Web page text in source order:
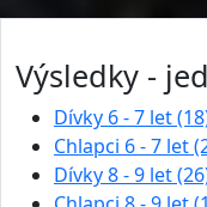
Výsledky -
Dívky 6 - 7 let
Chlapci 6 - 7 let
Dívky 8 - 9 let